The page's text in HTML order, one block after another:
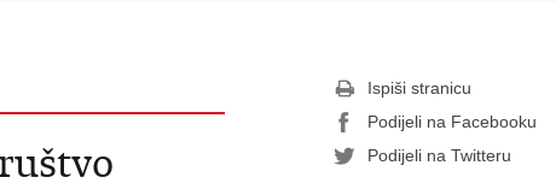
Ispiši stranicu
Podijeli na Facebooku
Podijeli na Twitteru